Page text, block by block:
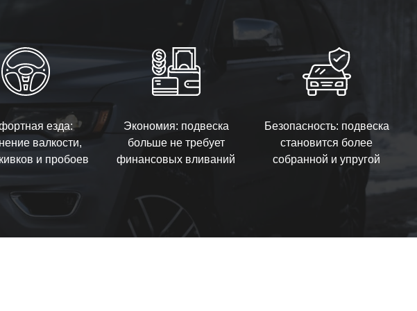
езда:
валкости,
и пробоев
Экономия: подвеска
больше не требует
финансовых вливаний
Безопасность: подвеска
становится более
собранной и упругой